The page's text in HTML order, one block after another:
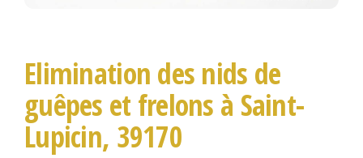
Elimination des nids de
guêpes et frelons à Saint-
Lupicin, 39170